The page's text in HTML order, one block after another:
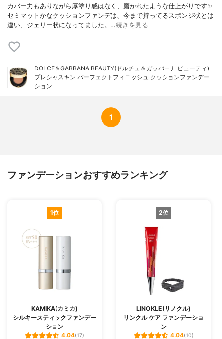
カバー力もありながら厚塗り感はなく、磨かれたような仕上がりです✨
セミマットかなクッションファンデは、今まで持ってるスポンジ状とは
違い、ジェリー状になってました。…続きを見る
DOLCE＆GABBANA BEAUTY(ドルチェ＆ガッバーナ ビューティ)
プレシャスキン パーフェクトフィニッシュ クッションファンデー
ション
1
ファンデーションおすすめランキング
1位
KAMIKA(カミカ)
シルキースティックファンデー
ション
4.04(17)
2位
LINOKLE(リノクル)
リンクル ケア ファンデーショ
ン
4.04(10)